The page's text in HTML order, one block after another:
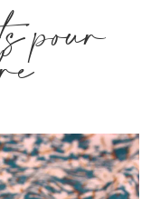
pour